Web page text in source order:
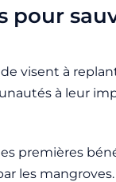
pour
visent à
à leur
premières
les